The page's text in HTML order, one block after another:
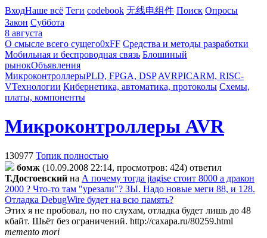
ВходНаше всё Теги codebook 无线电组件 Поиск Опросы
Закон Суббота
8 августа
О смысле всего сущего0xFF Средства и методы разработки
Мобильная и беспроводная связь Блошиный
рынокОбъявления
МикроконтроллерыPLD, FPGA, DSP AVRPICARM, RISC-
VТехнологии Кибернетика, автоматика, протоколы Схемы,
платы, компоненты
Микроконтроллеры AVR
130977 Топик полностью
бомж (10.09.2008 22:14, просмотров: 424) ответил
Т.Достоевский на А почему тогда jtagise стоит 8000 а дракон
2000 ? Что-то там "урезали"? ЗЫ. Надо новые меги 88, и 128.
Отладка DebugWire будет на всю память?
Этих я не пробовал, но по слухам, отладка будет лишь до 48
кбайт. Шьёт без ограничений. http://caxapa.ru/80259.html
memento mori